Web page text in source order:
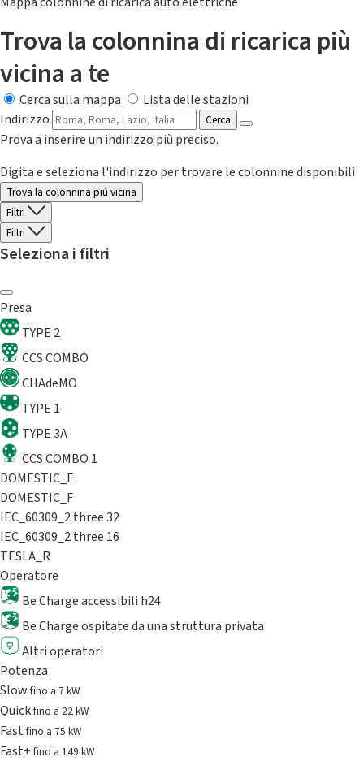
Trova la colonnina di ricarica più
vicina a te
Cerca sulla mappa
Lista delle stazioni
Indirizzo
Cerca
Prova a inserire un indirizzo più preciso.
Digita e seleziona l'indirizzo per trovare le colonnine disponibili
Trova la colonnina piú vicina
Filtri
Filtri
Seleziona i filtri
Presa
TYPE 2
CCS COMBO
CHAdeMO
TYPE 1
TYPE 3A
CCS COMBO 1
DOMESTIC_E
DOMESTIC_F
IEC_60309_2 three 32
IEC_60309_2 three 16
TESLA_R
Operatore
Be Charge accessibili h24
Be Charge ospitate da una struttura privata
Altri operatori
Potenza
Slowfino a 7 kW
Quickfino a 22 kW
Fastfino a 75 kW
Fast+fino a 149 kW